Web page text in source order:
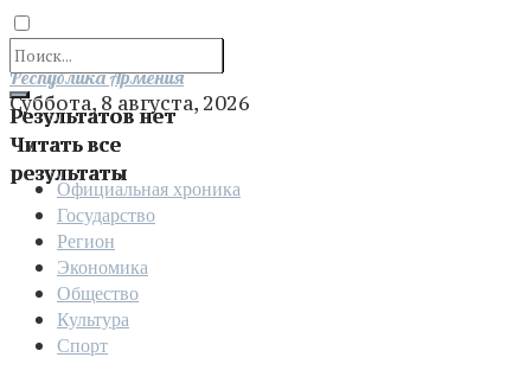
Результатов нет
Читать все
результаты
Отправить
Республика Армения
Суббота, 8 августа, 2026
Официальная хроника
Государство
Регион
Экономика
Общество
Культура
Спорт